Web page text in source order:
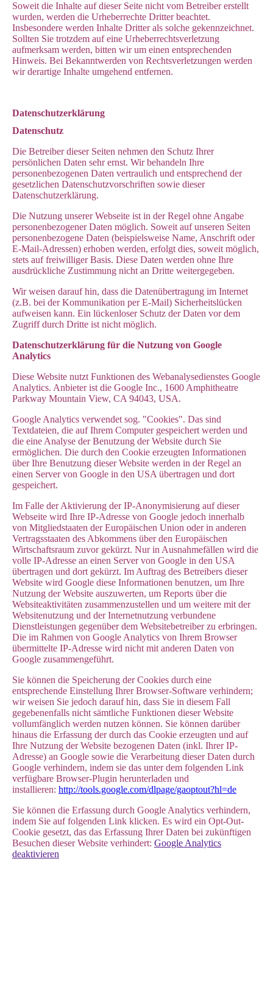
Soweit die Inhalte auf dieser Seite nicht vom Betreiber erstellt
wurden, werden die Urheberrechte Dritter beachtet.
Insbesondere werden Inhalte Dritter als solche gekennzeichnet.
Sollten Sie trotzdem auf eine Urheberrechtsverletzung
aufmerksam werden, bitten wir um einen entsprechenden
Hinweis. Bei Bekanntwerden von Rechtsverletzungen werden
wir derartige Inhalte umgehend entfernen.
Datenschutzerklärung
Datenschutz
Die Betreiber dieser Seiten nehmen den Schutz Ihrer
persönlichen Daten sehr ernst. Wir behandeln Ihre
personenbezogenen Daten vertraulich und entsprechend der
gesetzlichen Datenschutzvorschriften sowie dieser
Datenschutzerklärung.
Die Nutzung unserer Webseite ist in der Regel ohne Angabe
personenbezogener Daten möglich. Soweit auf unseren Seiten
personenbezogene Daten (beispielsweise Name, Anschrift oder
E-Mail-Adressen) erhoben werden, erfolgt dies, soweit möglich,
stets auf freiwilliger Basis. Diese Daten werden ohne Ihre
ausdrückliche Zustimmung nicht an Dritte weitergegeben.
Wir weisen darauf hin, dass die Datenübertragung im Internet
(z.B. bei der Kommunikation per E-Mail) Sicherheitslücken
aufweisen kann. Ein lückenloser Schutz der Daten vor dem
Zugriff durch Dritte ist nicht möglich.
Datenschutzerklärung für die Nutzung von Google
Analytics
Diese Website nutzt Funktionen des Webanalysedienstes Google
Analytics. Anbieter ist die Google Inc., 1600 Amphitheatre
Parkway Mountain View, CA 94043, USA.
Google Analytics verwendet sog. "Cookies". Das sind
Textdateien, die auf Ihrem Computer gespeichert werden und
die eine Analyse der Benutzung der Website durch Sie
ermöglichen. Die durch den Cookie erzeugten Informationen
über Ihre Benutzung dieser Website werden in der Regel an
einen Server von Google in den USA übertragen und dort
gespeichert.
Im Falle der Aktivierung der IP-Anonymisierung auf dieser
Webseite wird Ihre IP-Adresse von Google jedoch innerhalb
von Mitgliedstaaten der Europäischen Union oder in anderen
Vertragsstaaten des Abkommens über den Europäischen
Wirtschaftsraum zuvor gekürzt. Nur in Ausnahmefällen wird die
volle IP-Adresse an einen Server von Google in den USA
übertragen und dort gekürzt. Im Auftrag des Betreibers dieser
Website wird Google diese Informationen benutzen, um Ihre
Nutzung der Website auszuwerten, um Reports über die
Websiteaktivitäten zusammenzustellen und um weitere mit der
Websitenutzung und der Internetnutzung verbundene
Dienstleistungen gegenüber dem Websitebetreiber zu erbringen.
Die im Rahmen von Google Analytics von Ihrem Browser
übermittelte IP-Adresse wird nicht mit anderen Daten von
Google zusammengeführt.
Sie können die Speicherung der Cookies durch eine
entsprechende Einstellung Ihrer Browser-Software verhindern;
wir weisen Sie jedoch darauf hin, dass Sie in diesem Fall
gegebenenfalls nicht sämtliche Funktionen dieser Website
vollumfänglich werden nutzen können. Sie können darüber
hinaus die Erfassung der durch das Cookie erzeugten und auf
Ihre Nutzung der Website bezogenen Daten (inkl. Ihrer IP-
Adresse) an Google sowie die Verarbeitung dieser Daten durch
Google verhindern, indem sie das unter dem folgenden Link
verfügbare Browser-Plugin herunterladen und
installieren: http://tools.google.com/dlpage/gaoptout?hl=de
Sie können die Erfassung durch Google Analytics verhindern,
indem Sie auf folgenden Link klicken. Es wird ein Opt-Out-
Cookie gesetzt, das das Erfassung Ihrer Daten bei zukünftigen
Besuchen dieser Website verhindert: Google Analytics
deaktivieren